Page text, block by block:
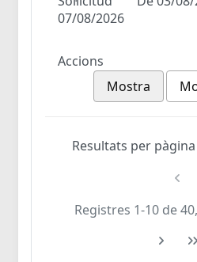
07/08/2026
Accions
Mostra
Resultats per pàgina
Registres 1-10 de